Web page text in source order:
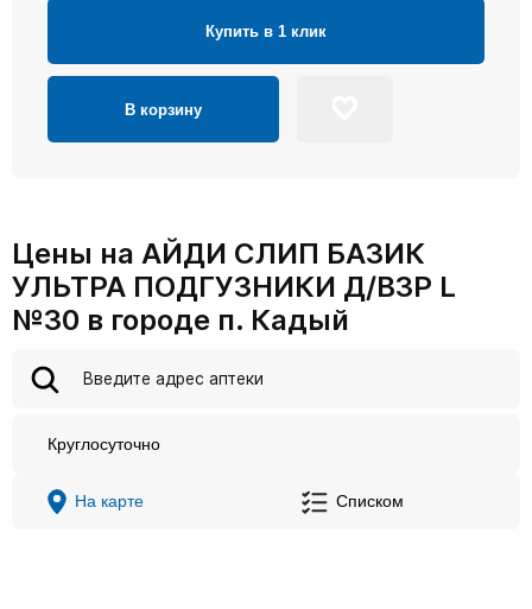
Купить в 1 клик
В корзину
Цены на АЙДИ СЛИП БАЗИК
УЛЬТРА ПОДГУЗНИКИ Д/ВЗР L
№30 в городе п. Кадый
Круглосуточно
На карте Списком